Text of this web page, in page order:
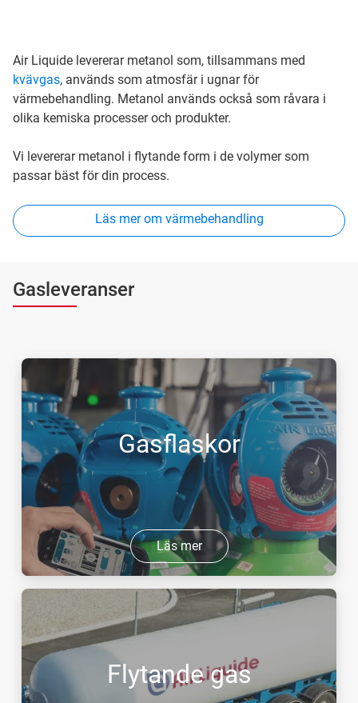
Air Liquide levererar metanol som, tillsammans med
kvävgas, används som atmosfär i ugnar för
värmebehandling. Metanol används också som råvara i
olika kemiska processer och produkter.
Vi levererar metanol i flytande form i de volymer som
passar bäst för din process.
Läs mer om värmebehandling
Gasleveranser
Gasflaskor
Läs mer
Flytande gas